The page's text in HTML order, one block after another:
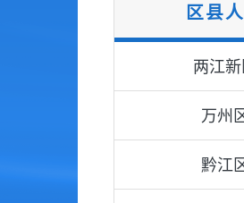
区县
两江
万州
黔江